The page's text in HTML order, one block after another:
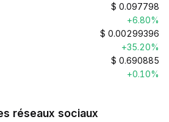
$ 0.097798
+6.80%
$ 0.00299396
+35.20%
$ 0.690885
+0.10%
réseaux sociaux